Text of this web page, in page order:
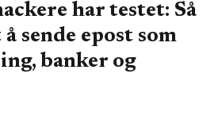
har testet: Så
sende epost som
banker og